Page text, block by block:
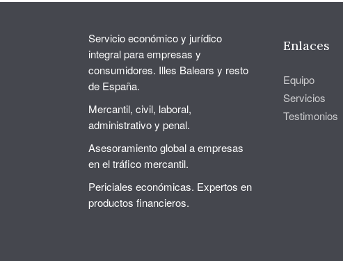
Servicio económico y jurídico
integral para empresas y
consumidores. Illes Balears y resto
de España.
Mercantil, civil, laboral,
administrativo y penal.
Asesoramiento global a empresas
en el tráfico mercantil.
Periciales económicas. Expertos en
productos financieros.
Enlaces
Equipo
Servicios
Testimonios